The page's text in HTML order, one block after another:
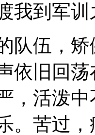
我到军训
队伍，
依旧回
，活泼
。苦过